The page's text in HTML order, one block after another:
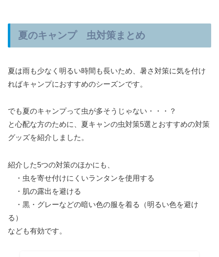
夏のキャンプ 虫対策まとめ
夏は雨も少なく明るい時間も長いため、暑さ対策に気を付け
ればキャンプにおすすめのシーズンです。
でも夏のキャンプって虫が多そうじゃない・・・？
と心配な方のために、夏キャンの虫対策5選とおすすめの対策
グッズを紹介しました。
紹介した5つの対策のほかにも、
・虫を寄せ付けにくいランタンを使用する
・肌の露出を避ける
・黒・グレーなどの暗い色の服を着る（明るい色を避け
る）
なども有効です。